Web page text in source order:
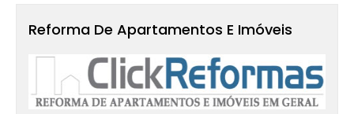
Reforma De Apartamentos E Imóveis